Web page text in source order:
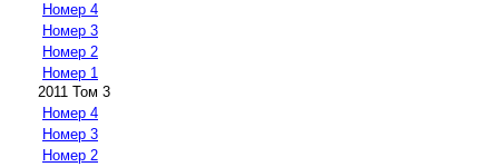
Номер 4
Номер 3
Номер 2
Номер 1
2011 Том 3
Номер 4
Номер 3
Номер 2